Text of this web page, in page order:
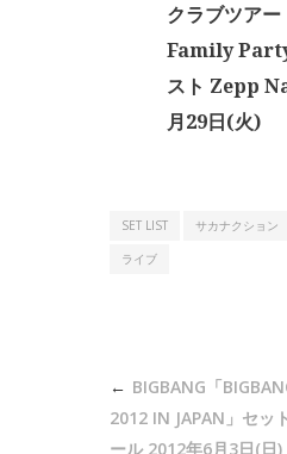
クラブツア
Family
スト Zepp
月29日(火)
SET LIST サカナクション
ライブ
BIGBANG「
2012 IN JAPAN」セッ
ール 2012年6月3日(日)